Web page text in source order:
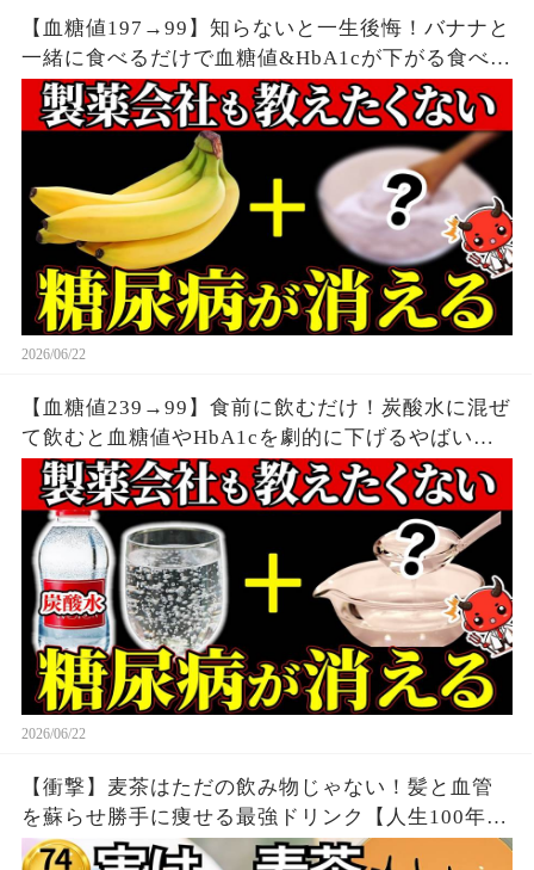
【血糖値197→99】知らないと一生後悔！バナナと
一緒に食べるだけで血糖値&HbA1cが下がる食べ物
6選【糖尿病・高齢者・血糖値・HbA1c】
2026/06/22
【血糖値239→99】食前に飲むだけ！炭酸水に混ぜ
て飲むと血糖値やHbA1cを劇的に下げるやばい食
べ物7選【糖尿病・高齢者・血糖値・HbA1c】
2026/06/22
【衝撃】麦茶はただの飲み物じゃない！髪と血管
を蘇らせ勝手に痩せる最強ドリンク【人生100年時
代】知らないと損する健康雑学